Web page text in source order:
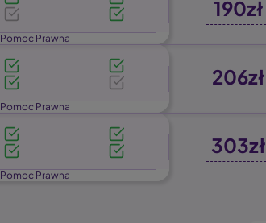
Pomoc Prawna
190zł
Pomoc Prawna
206zł
Pomoc Prawna
303zł